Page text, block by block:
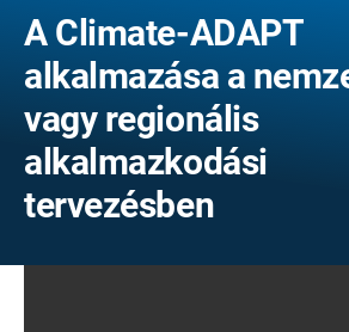
A Climate-ADAPT
alkalmazása a
vagy regionális
alkalmazkodási
tervezésben